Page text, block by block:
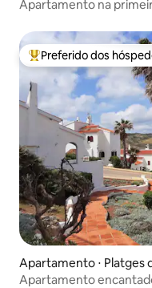
Apartamento na
Entre os melhores
Preferido dos
Apartamento ⋅ Platges
Apartamento